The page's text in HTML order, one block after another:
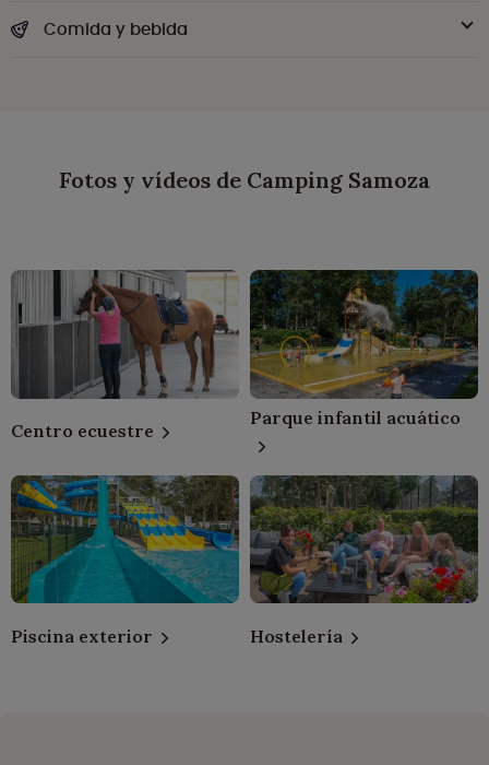
Comida y bebida
Fotos y vídeos de Camping Samoza
Centro ecuestre
Parque infantil acuático
Piscina exterior Hostelería